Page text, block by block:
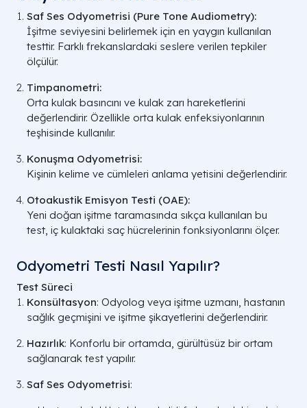
Saf Ses Odyometrisi (Pure Tone Audiometry):
İşitme seviyesini belirlemek için en yaygın kullanılan
testtir. Farklı frekanslardaki seslere verilen tepkiler
ölçülür.
Timpanometri:
Orta kulak basıncını ve kulak zarı hareketlerini
değerlendirir. Özellikle orta kulak enfeksiyonlarının
teşhisinde kullanılır.
Konuşma Odyometrisi:
Kişinin kelime ve cümleleri anlama yetisini değerlendirir.
Otoakustik Emisyon Testi (OAE):
Yeni doğan işitme taramasında sıkça kullanılan bu
test, iç kulaktaki saç hücrelerinin fonksiyonlarını ölçer.
Odyometri Testi Nasıl Yapılır?
Test Süreci
Konsültasyon: Odyolog veya işitme uzmanı, hastanın
sağlık geçmişini ve işitme şikayetlerini değerlendirir.
Hazırlık: Konforlu bir ortamda, gürültüsüz bir ortam
sağlanarak test yapılır.
Saf Ses Odyometrisi: